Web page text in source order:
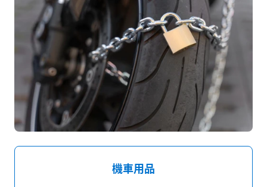
徵才資訊
媒體推薦
聯絡我們
機車用品